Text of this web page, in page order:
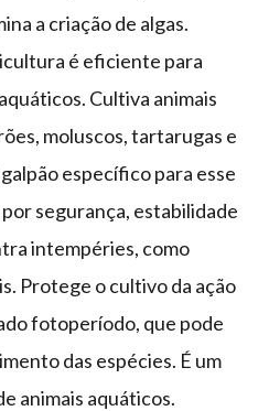
a criação de algas.
é eficiente para
Cultiva animais
moluscos, tartarugas e
específico para esse
segurança, estabilidade
intempéries, como
Protege o cultivo da ação
fotoperíodo, que pode
das espécies. É um
animais aquáticos.